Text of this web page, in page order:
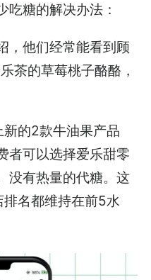
吃糖的解决办法：
，他们经常能看到顾
茶的草莓桃子酪酪，
的2款牛油果产品
者可以选择爱乐甜零
没有热量的代糖。这
名都维持在前5水